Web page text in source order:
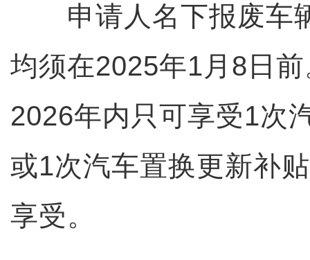
申请人名下报废车
均须在2025年1月8日
2026年内只可享受1次
或1次汽车置换更新补
享受。